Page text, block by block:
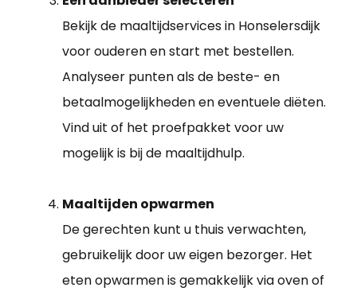
Bekijk de maaltijdservices in Honselersdijk
voor ouderen en start met bestellen.
Analyseer punten als de beste- en
betaalmogelijkheden en eventuele diëten.
Vind uit of het proefpakket voor uw
mogelijk is bij de maaltijdhulp.
Maaltijden opwarmen
De gerechten kunt u thuis verwachten,
gebruikelijk door uw eigen bezorger. Het
eten opwarmen is gemakkelijk via oven of